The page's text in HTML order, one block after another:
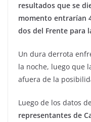
resultados que se
momento entrarían
dos del Frente para
Un dura derrota
la noche, luego que
afuera de la
Luego de los datos
representantes de